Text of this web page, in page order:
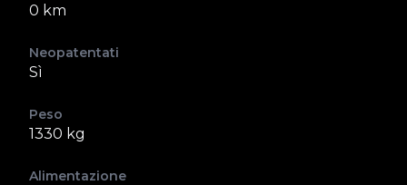
0 km
Neopatentati
Sì
Peso
1330 kg
Alimentazione